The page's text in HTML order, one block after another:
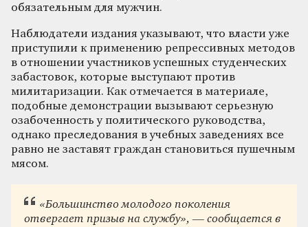
обязательным для мужчин.
Наблюдатели издания указывают, что власти уже
приступили к применению репрессивных методов
в отношении участников успешных студенческих
забастовок, которые выступают против
милитаризации. Как отмечается в материале,
подобные демонстрации вызывают серьезную
озабоченность у политического руководства,
однако преследования в учебных заведениях все
равно не заставят граждан становиться пушечным
мясом.
«Большинство молодого поколения
отвергает призыв на службу», — сообщается в